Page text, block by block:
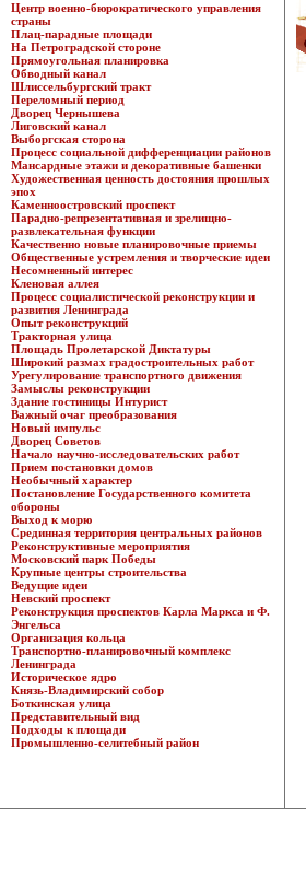
Центр военно-бюрократического управления
страны
Плац-парадные площади
На Петроградской стороне
Прямоугольная планировка
Обводный канал
Шлиссельбургский тракт
Переломный период
Дворец Чернышева
Лиговский канал
Выборгская сторона
Процесс социальной дифференциации районов
Мансардные этажи и декоративные башенки
Художественная ценность достояния прошлых
эпох
Каменноостровский проспект
Парадно-репрезентативная и зрелищно-
развлекательная функции
Качественно новые планировочные приемы
Общественные устремления и творческие идеи
Несомненный интерес
Кленовая аллея
Процесс социалистической реконструкции и
развития Ленинграда
Опыт реконструкций
Тракторная улица
Площадь Пролетарской Диктатуры
Широкий размах градостроительных работ
Урегулирование транспортного движения
Замыслы реконструкции
Здание гостиницы Интурист
Важный очаг преобразования
Новый импульс
Дворец Советов
Начало научно-исследовательских работ
Прием постановки домов
Необычный характер
Постановление Государственного комитета
обороны
Выход к морю
Срединная территория центральных районов
Реконструктивные мероприятия
Московский парк Победы
Крупные центры строительства
Ведущие идеи
Невский проспект
Реконструкция проспектов Карла Маркса и Ф.
Энгельса
Организация кольца
Транспортно-планировочный комплекс
Ленинграда
Историческое ядро
Князь-Владимирский собор
Боткинская улица
Представительный вид
Подходы к площади
Промышленно-селитебный район